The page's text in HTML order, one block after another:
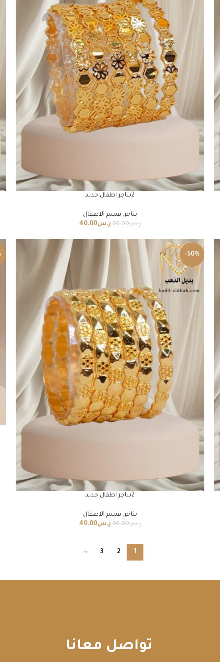
2بناجر اطفال جديد
بناجر, قسم الاطفال
ر.س80.00 ر.س40.00
-50%
2بناجر اطفال جديد
بناجر, قسم الاطفال
ر.س80.00 ر.س40.00
1
2
3
→
تواصل معانا